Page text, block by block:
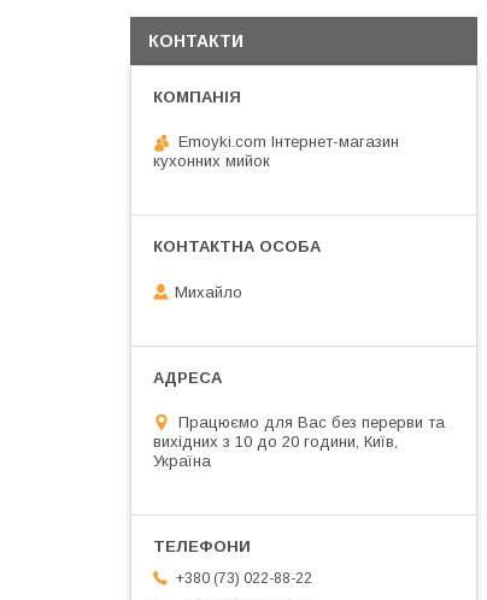
КОНТАКТИ
Emoyki.com Інтернет-магазин
кухонних мийок
Михайло
Працюємо для Вас без перерви та
вихідних з 10 до 20 години, Київ,
Україна
+380 (73) 022-88-22